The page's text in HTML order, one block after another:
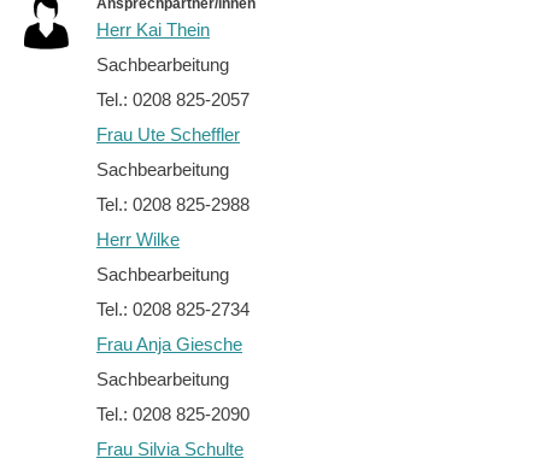
Ansprechpartner/innen
Herr Kai Thein
Sachbearbeitung
Tel.: 0208 825-2057
Frau Ute Scheffler
Sachbearbeitung
Tel.: 0208 825-2988
Herr Wilke
Sachbearbeitung
Tel.: 0208 825-2734
Frau Anja Giesche
Sachbearbeitung
Tel.: 0208 825-2090
Frau Silvia Schulte